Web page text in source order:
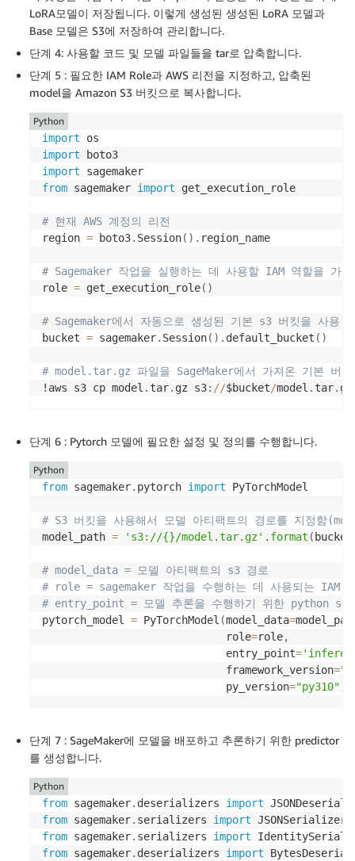
LoRA모델이 저장됩니다. 이렇게 생성된 생성된 LoRA 모델과
Base 모델은 S3에 저장하여 관리합니다.
단계 4: 사용할 코드 및 모델 파일들을 tar로 압축합니다.
단계 5 : 필요한 IAM Role과 AWS 리전을 지정하고, 압축된
model을 Amazon S3 버킷으로 복사합니다.
import
import
import
from sagemaker import get_execution_role
# 현재 AWS 계정의 리전
region = boto3. Session( ) . region_name
# Sagemaker 작업을 실행하는 데 사용할 IAM 역할을 가져
role = get_execution_role( )
# Sagemaker에서 자동으로 생성된 기본 s3 버킷을 사용
bucket = sagemaker. Session( ) . default_bucket ( )
# model.tar.gz 파일을 SageMaker에서 가져온 기본 버킷
!aws s3 cp model . tar. gz s3: //$bucket/model . tar.
Python
단계 6 : Pytorch 모델에 필요한 설정 및 정의를 수행합니다.
from sagemaker. pytorch import PyTorchModel
# S3 버킷을 사용해서 모델 아티팩트의 경로를 지정함
model_path = 's3://{}/model.tar.gz' . format ( bucket
# model_data = 모델 아티팩트의 s3 경로
# role = sagemaker 작업을 수행하는 데 사용되는 IAM
# entry_point = 모델 추론을 수행하기 위한 python
pytorch_model = PyTorchModel (model_data=
                             role
=role,
                             entry_point
=
                             framework_version
=
                             py_version
="py310")
Python
단계 7 : SageMaker에 모델을 배포하고 추론하기 위한 predictor
를 생성합니다.
from sagemaker. deserializers import
from sagemaker. serializers import
from sagemaker. serializers import
from sagemaker. deserializers import
Python